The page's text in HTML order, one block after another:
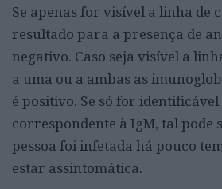
Se apenas for visível a linha de
resultado para a presença de
negativo. Caso seja visível a
a uma ou a ambas as
é positivo. Se só for
correspondente à IgM, tal pode
pessoa foi infetada há pouco
estar assintomática.